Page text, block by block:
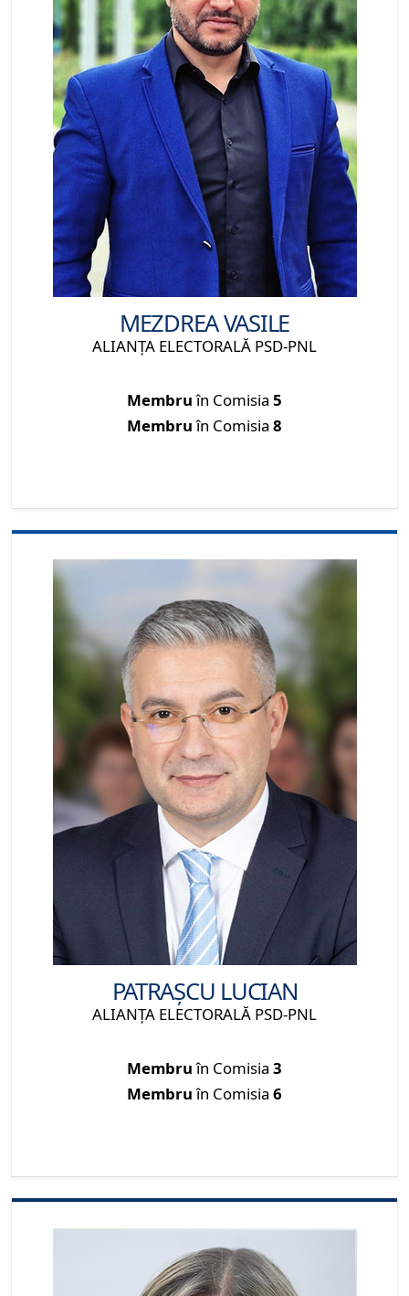
MEZDREA VASILE
ALIANŢA ELECTORALĂ PSD-PNL
Membruîn Comisia 5
Membruîn Comisia 8
PATRAȘCU LUCIAN
ALIANŢA ELECTORALĂ PSD-PNL
Membruîn Comisia 3
Membruîn Comisia 6